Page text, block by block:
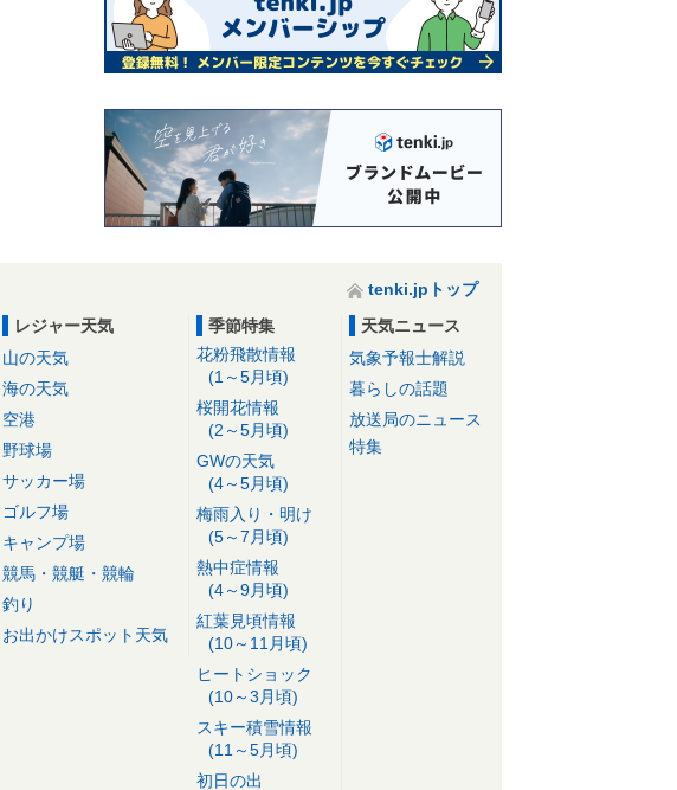
tenki.jpトップ
レジャー天気
山の天気
海の天気
空港
野球場
サッカー場
ゴルフ場
キャンプ場
競馬・競艇・競輪
釣り
お出かけスポット天気
季節特集
花粉飛散情報
(1～5月頃)
桜開花情報
(2～5月頃)
GWの天気
(4～5月頃)
梅雨入り・明け
(5～7月頃)
熱中症情報
(4～9月頃)
紅葉見頃情報
(10～11月頃)
ヒートショック
(10～3月頃)
スキー積雪情報
(11～5月頃)
初日の出
天気ニュース
気象予報士解説
暮らしの話題
放送局のニュース
特集